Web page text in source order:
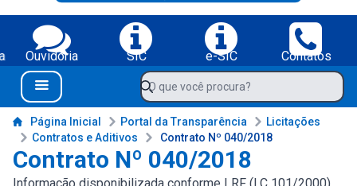
Serviços da Prefeitura Municipal de Boa Vista do Tupim-BA;
Ouvidoria SIC e-SIC
Contatos
Navegue pelo portal da Prefeitura de Boa Vista do Tupim-BA
Menu Bar
O que você procura?
Conteúdo da Prefeitura de Boa Vista do Tupim-BA
Página Inicial Portal da Transparência
Licitações
Contratos e Aditivos
Contrato Nº 040/2018
Contrato Nº 040/2018
Informação disponibilizada conforme LRF (LC 101/2000)